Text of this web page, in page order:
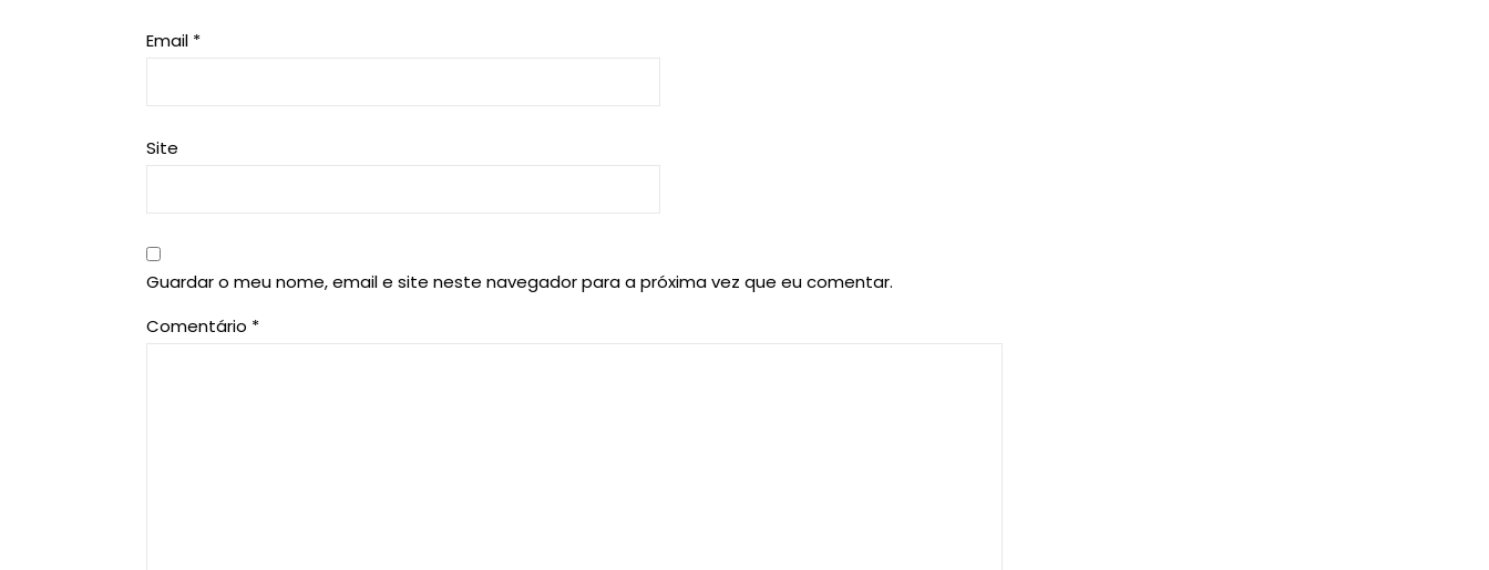
Email *
Site
Guardar o meu nome, email e site neste navegador para a próxima vez que eu comentar.
Comentário *